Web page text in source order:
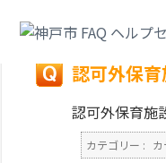
戻る
認可外保育
認可外保育施
カテゴリー :